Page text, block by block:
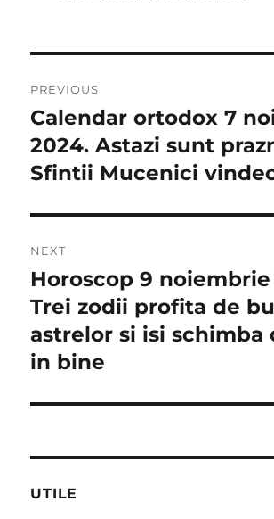
în
articole
PREVIOUS
Previous
post:
Calendar ortodox 7
2024. Astazi sunt
Sfintii Mucenici
NEXT
Next
post:
Horoscop 9
Trei zodii profita de
astrelor si isi schimba
in bine
UTILE